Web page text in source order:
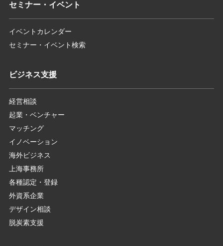
セミナー・イベント
イベントカレンダー
セミナー・イベント検索
ビジネス支援
経営相談
起業・ベンチャー
マッチング
イノベーション
海外ビジネス
上海事務所
各種認定・登録
外資系企業
デザイン相談
脱炭素支援